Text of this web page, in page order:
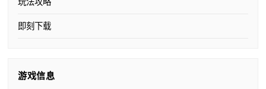
即刻下载
游戏信息